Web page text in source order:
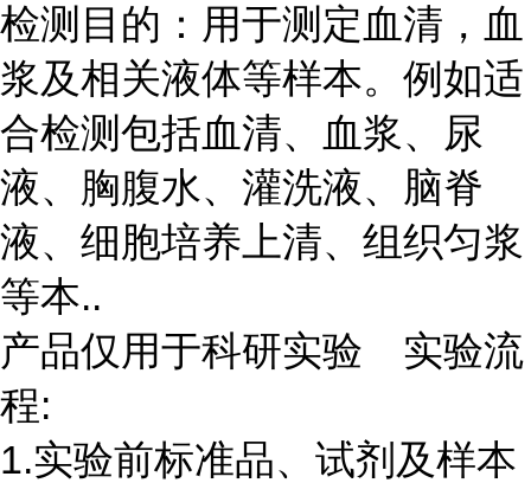
检测目的：用于测定血清，血
浆及相关液体等样本。例如适
合检测包括血清、血浆、尿
液、胸腹水、灌洗液、脑脊
液、细胞培养上清、组织匀浆
等本..
产品仅用于科研实验 实验流
程:
1.实验前标准品、试剂及样本